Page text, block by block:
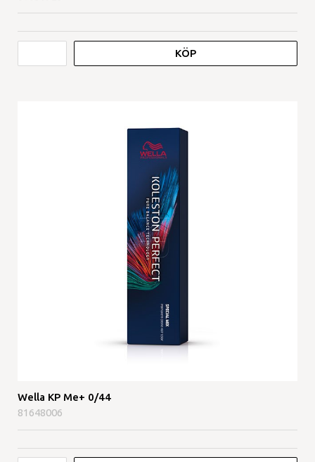
KÖP
Wella KP Me+ 0/44
81648006